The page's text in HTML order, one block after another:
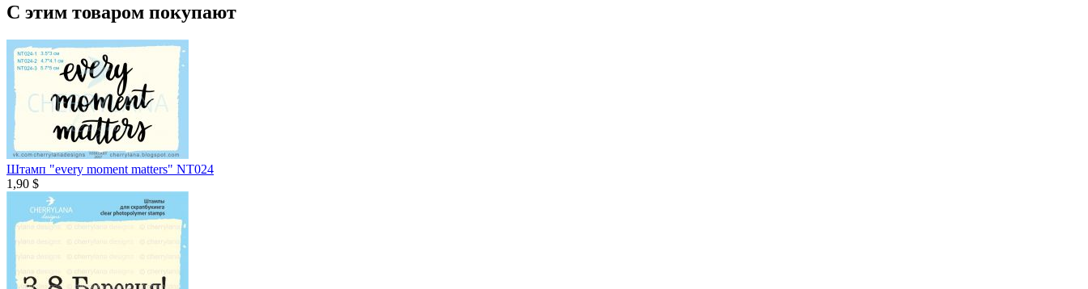
С этим товаром покупают
Штамп "every moment matters" NT024
1,90 $